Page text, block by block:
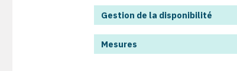
Gestion de la disponibilité
Mesures